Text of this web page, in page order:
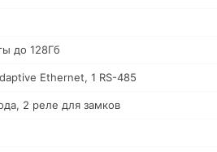
до 128Гб
Ethernet, 1 RS-485
2 реле для замков